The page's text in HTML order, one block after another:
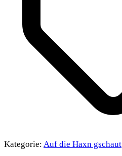
Kategorie: Auf die Haxn gschaut